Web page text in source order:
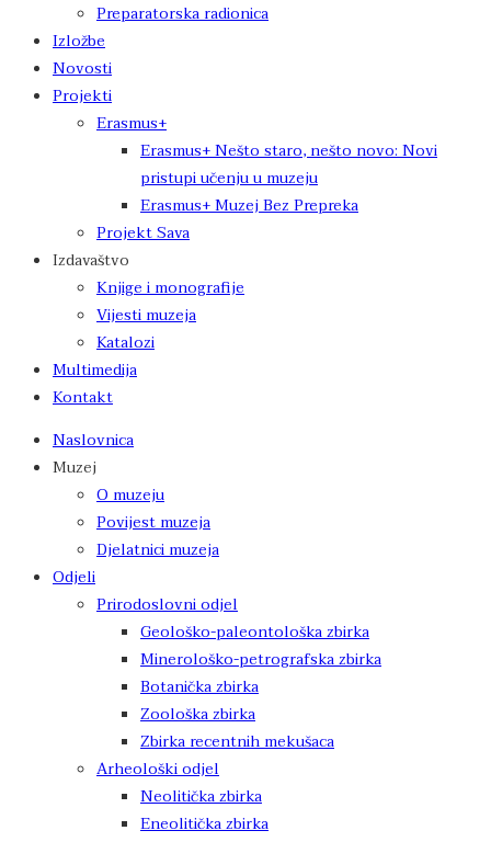
Preparatorska radionica
Izložbe
Novosti
Projekti
Erasmus+
Erasmus+ Nešto staro, nešto novo: Novi
pristupi učenju u muzeju
Erasmus+ Muzej Bez Prepreka
Projekt Sava
Izdavaštvo
Knjige i monografije
Vijesti muzeja
Katalozi
Multimedija
Kontakt
Naslovnica
Muzej
O muzeju
Povijest muzeja
Djelatnici muzeja
Odjeli
Prirodoslovni odjel
Geološko-paleontološka zbirka
Minerološko-petrografska zbirka
Botanička zbirka
Zoološka zbirka
Zbirka recentnih mekušaca
Arheološki odjel
Neolitička zbirka
Eneolitička zbirka